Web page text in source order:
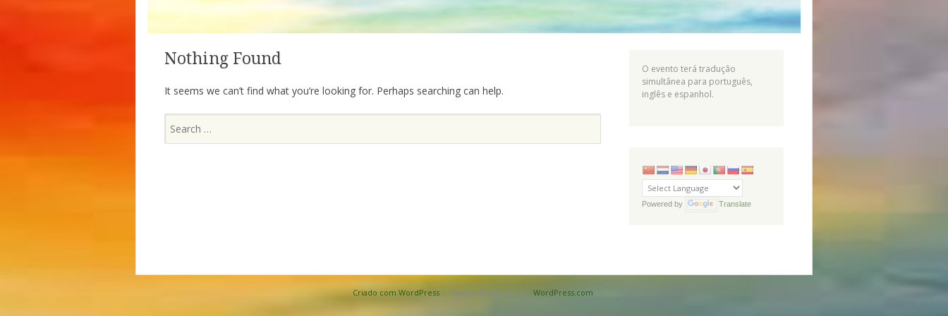
Nothing Found
It seems we can’t find what you’re looking for. Perhaps searching can help.
O evento terá tradução
simultânea para português,
inglês e espanhol.
Powered by Translate
Criado com WordPress | Theme: Misty Lake by WordPress.com